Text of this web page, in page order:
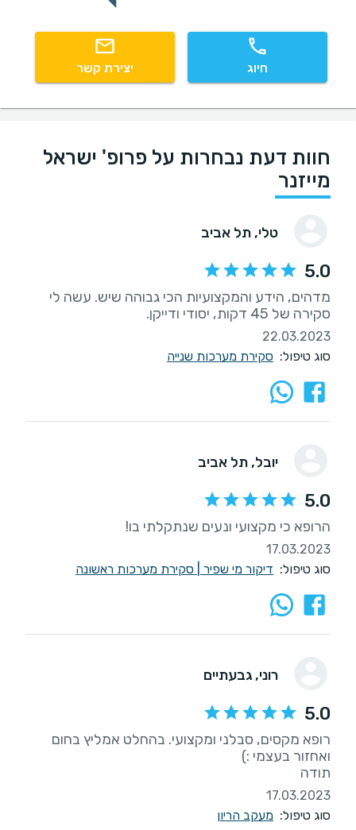
חיוג יצירת קשר
חוות דעת נבחרות על פרופ' ישראל
מייזנר
טלי, תל אביב
5.0
מדהים, הידע והמקצועיות הכי גבוהה שיש. עשה לי
סקירה של 45 דקות, יסודי ודייקן.
22.03.2023
סוג טיפול: סקירת מערכות שנייה
יובל, תל אביב
5.0
הרופא כי מקצועי ונעים שנתקלתי בו!
17.03.2023
סוג טיפול: דיקור מי שפיר סקירת מערכות ראשונה
רוני, גבעתיים
5.0
רופא מקסים, סבלני ומקצועי. בהחלט אמליץ בחום
תודה
17.03.2023
סוג טיפול: מעקב הריון